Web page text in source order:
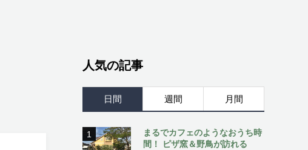
人気の記事
日間 週間 月間
1
まるでカフェのようなおうち時
間！ ピザ窯＆野鳥が訪れる